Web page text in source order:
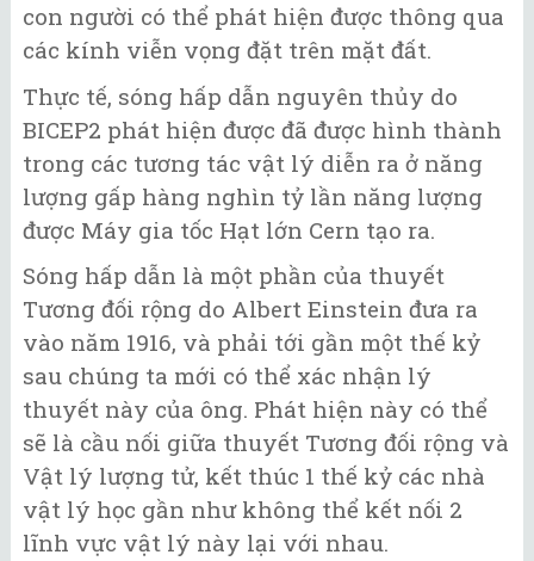
con người có thể phát hiện được thông qua
các kính viễn vọng đặt trên mặt đất.
Thực tế, sóng hấp dẫn nguyên thủy do
BICEP2 phát hiện được đã được hình thành
trong các tương tác vật lý diễn ra ở năng
lượng gấp hàng nghìn tỷ lần năng lượng
được Máy gia tốc Hạt lớn Cern tạo ra.
Sóng hấp dẫn là một phần của thuyết
Tương đối rộng do Albert Einstein đưa ra
vào năm 1916, và phải tới gần một thế kỷ
sau chúng ta mới có thể xác nhận lý
thuyết này của ông. Phát hiện này có thể
sẽ là cầu nối giữa thuyết Tương đối rộng và
Vật lý lượng tử, kết thúc 1 thế kỷ các nhà
vật lý học gần như không thể kết nối 2
lĩnh vực vật lý này lại với nhau.